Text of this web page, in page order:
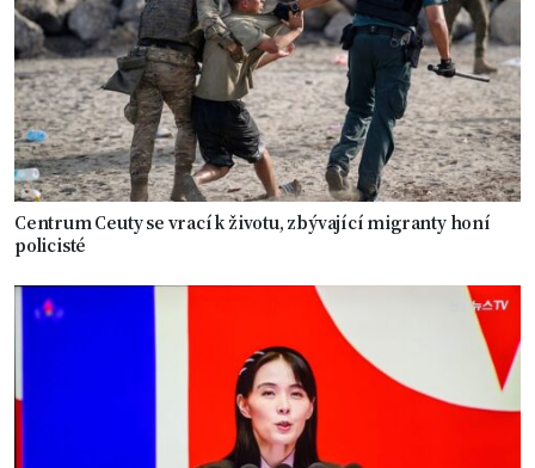
Centrum Ceuty se vrací k životu, zbývající migranty honí
policisté